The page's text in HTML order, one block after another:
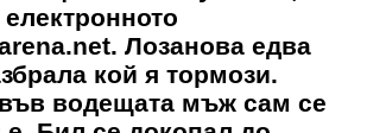
Лозанова едва
кой я тормози.
водещата мъж сам се